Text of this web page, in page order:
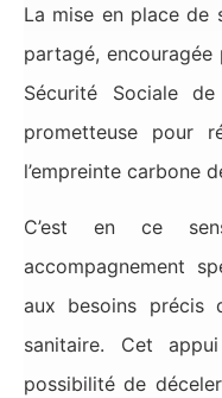
La mise en place de
partagé,
Sécurité Sociale
prometteuse pour
l’empreinte carbone
C’est en ce
accompagnement
aux besoins précis
sanitaire. Cet
possibilité de